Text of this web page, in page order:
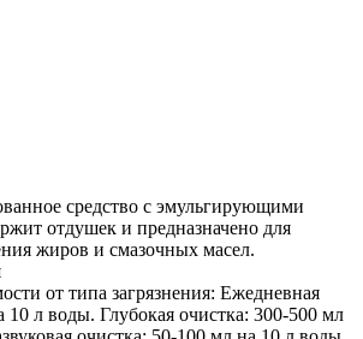
средство с эмульгирующими
отдушек и предназначено для
жиров и смазочных масел.
от типа загрязнения: Ежедневная
10 л воды. Глубокая очистка: 300-500 мл